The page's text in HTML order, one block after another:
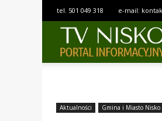
tel. 501 049 318 e-mail:
Aktualności Gmina i Miasto Nisko